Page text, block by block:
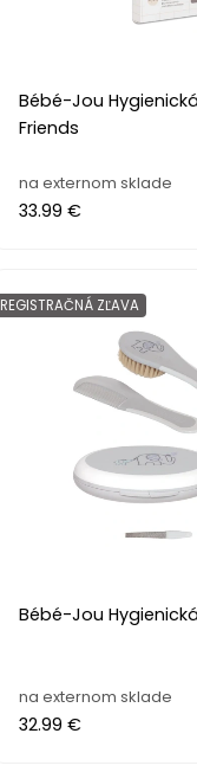
Bébé-Jou
Friends
na externom sklade
33.99 €
Bébé-Jou
REGISTRAČNÁ ZĽAVA
na externom sklade
32.99 €